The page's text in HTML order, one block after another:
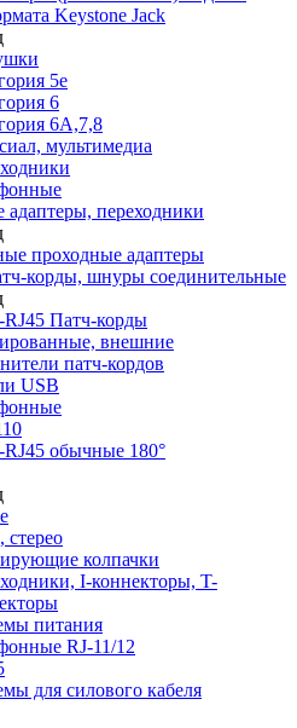
Keystone Jack
5е
6
6А,7,8
мультимедиа
переходники
проходные адаптеры
корды, шнуры соединительные
RJ45 Патч-корды
внешние
патч-кордов
USB
RJ45 обычные 180°
стерео
колпачки
I-коннекторы, T-
питания
RJ-11/12
для силового кабеля